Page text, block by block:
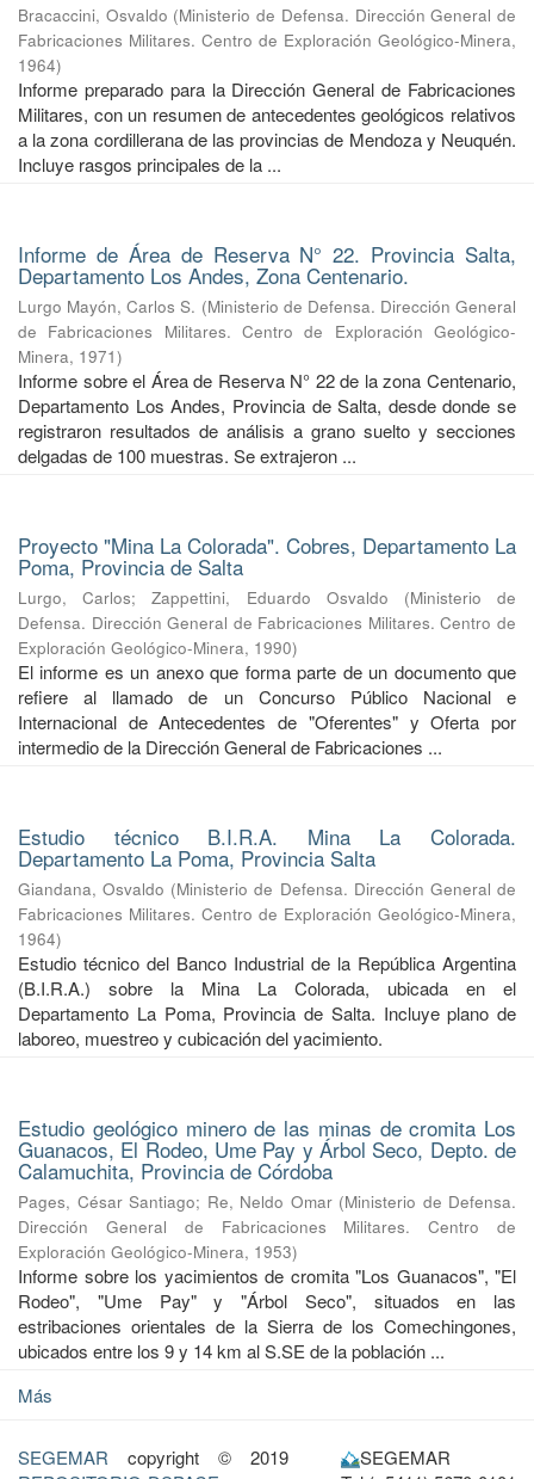
Bracaccini, Osvaldo (Ministerio de Defensa. Dirección General de
Fabricaciones Militares. Centro de Exploración Geológico-Minera,
1964)
Informe preparado para la Dirección General de Fabricaciones
Militares, con un resumen de antecedentes geológicos relativos
a la zona cordillerana de las provincias de Mendoza y Neuquén.
Incluye rasgos principales de la ...
Informe de Área de Reserva N° 22. Provincia Salta,
Departamento Los Andes, Zona Centenario.
Lurgo Mayón, Carlos S. (Ministerio de Defensa. Dirección General
de Fabricaciones Militares. Centro de Exploración Geológico-
Minera, 1971)
Informe sobre el Área de Reserva N° 22 de la zona Centenario,
Departamento Los Andes, Provincia de Salta, desde donde se
registraron resultados de análisis a grano suelto y secciones
delgadas de 100 muestras. Se extrajeron ...
Proyecto "Mina La Colorada". Cobres, Departamento La
Poma, Provincia de Salta
Lurgo, Carlos;Zappettini, Eduardo Osvaldo (Ministerio de
Defensa. Dirección General de Fabricaciones Militares. Centro de
Exploración Geológico-Minera, 1990)
El informe es un anexo que forma parte de un documento que
refiere al llamado de un Concurso Público Nacional e
Internacional de Antecedentes de "Oferentes" y Oferta por
intermedio de la Dirección General de Fabricaciones ...
Estudio técnico B.I.R.A. Mina La Colorada.
Departamento La Poma, Provincia Salta
Giandana, Osvaldo (Ministerio de Defensa. Dirección General de
Fabricaciones Militares. Centro de Exploración Geológico-Minera,
1964)
Estudio técnico del Banco Industrial de la República Argentina
(B.I.R.A.) sobre la Mina La Colorada, ubicada en el
Departamento La Poma, Provincia de Salta. Incluye plano de
laboreo, muestreo y cubicación del yacimiento.
Estudio geológico minero de las minas de cromita Los
Guanacos, El Rodeo, Ume Pay y Árbol Seco, Depto. de
Calamuchita, Provincia de Córdoba
Pages, César Santiago; Re, Neldo Omar (Ministerio de Defensa.
Dirección General de Fabricaciones Militares. Centro de
Exploración Geológico-Minera, 1953)
Informe sobre los yacimientos de cromita "Los Guanacos", "El
Rodeo", "Ume Pay" y "Árbol Seco", situados en las
estribaciones orientales de la Sierra de los Comechingones,
ubicados entre los 9 y 14 km al S.SE de la población ...
Más
SEGEMAR copyright © 2019
SEGEMAR